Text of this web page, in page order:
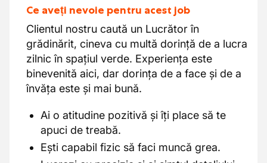
Ce aveți nevoie pentru acest job
Clientul nostru caută un Lucrător în
grădinărit, cineva cu multă dorință de a lucra
zilnic în spațiul verde. Experiența este
binevenită aici, dar dorința de a face și de a
învăța este și mai bună.
Ai o atitudine pozitivă și îți place să te
apuci de treabă.
Ești capabil fizic să faci muncă grea.